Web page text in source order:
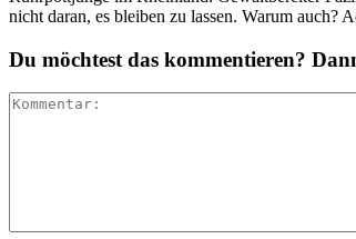
nicht daran, es bleiben zu lassen. Warum auch?
Du möchtest das kommentieren?